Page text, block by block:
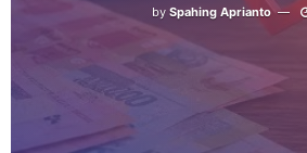
by Spahing Aprianto